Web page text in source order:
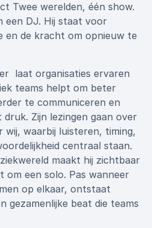
Twee werelden, één show.
een DJ. Hij staat voor
en de kracht om opnieuw te
laat organisaties ervaren
teams helpt om beter
te communiceren en
Zijn lezingen gaan over
wij, waarbij luisteren, timing,
centraal staan.
maakt hij zichtbaar
om een solo. Pas wanneer
op elkaar, ontstaat
gezamenlijke beat die teams